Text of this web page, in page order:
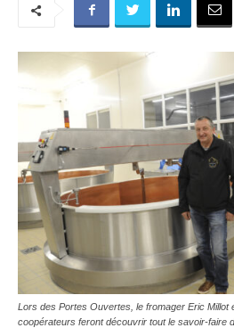
Lors des Portes Ouvertes, le fromager Eric Millot
coopérateurs feront découvrir tout le savoir-faire